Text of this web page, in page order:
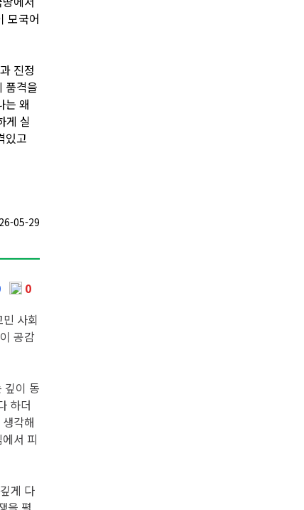
모국어
진정
품격을
는 왜
게 실
있고
05-29
0
사회
공감
깊이 동
하더
각해
서 피
게 다